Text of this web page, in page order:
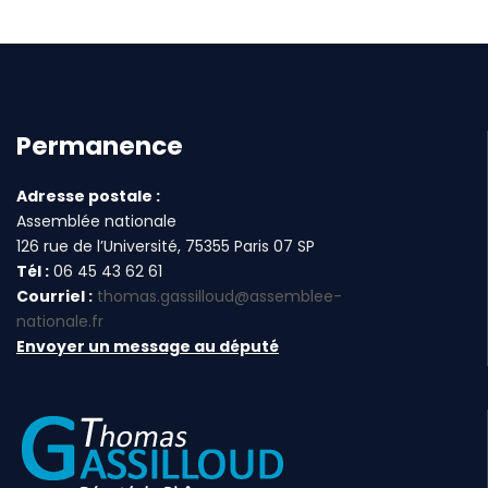
Permanence
Adresse postale :
Assemblée nationale
126 rue de l’Université, 75355 Paris 07 SP
Tél : 06 45 43 62 61
Courriel : thomas.gassilloud@assemblee-
nationale.fr
Envoyer un message au député